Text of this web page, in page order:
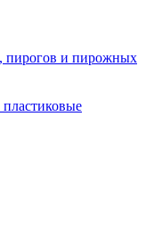
пирогов и пирожных